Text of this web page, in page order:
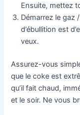
Ensuite, mettez
Démarrez le gaz
d’ébullition est
veux.
Assurez-vous
que le coke est
qu’il fait chaud,
et le soir. Ne vous